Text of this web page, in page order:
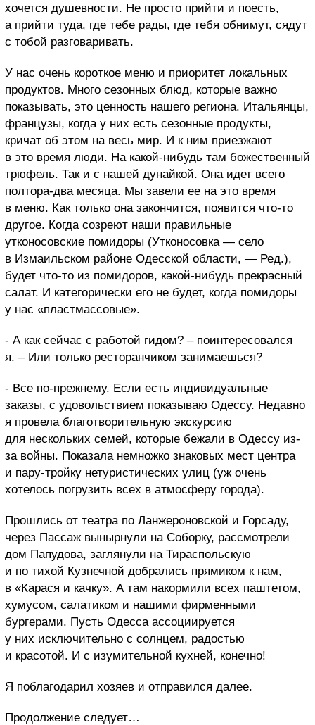
хочется душевности. Не просто прийти и поесть,
а прийти туда, где тебе рады, где тебя обнимут, сядут
с тобой разговаривать.
У нас очень короткое меню и приоритет локальных
продуктов. Много сезонных блюд, которые важно
показывать, это ценность нашего региона. Итальянцы,
французы, когда у них есть сезонные продукты,
кричат об этом на весь мир. И к ним приезжают
в это время люди. На какой-нибудь там божественный
трюфель. Так и с нашей дунайкой. Она идет всего
полтора-два месяца. Мы завели ее на это время
в меню. Как только она закончится, появится что-то
другое. Когда созреют наши правильные
утконосовские помидоры (Утконосовка — село
в Измаильском районе Одесской области, — Ред.),
будет что-то из помидоров, какой-нибудь прекрасный
салат. И категорически его не будет, когда помидоры
у нас «пластмассовые».
- А как сейчас с работой гидом? – поинтересовался
я. – Или только ресторанчиком занимаешься?
- Все по-прежнему. Если есть индивидуальные
заказы, с удовольствием показываю Одессу. Недавно
я провела благотворительную экскурсию
для нескольких семей, которые бежали в Одессу из-
за войны. Показала немножко знаковых мест центра
и пару-тройку нетуристических улиц (уж очень
хотелось погрузить всех в атмосферу города).
Прошлись от театра по Ланжероновской и Горсаду,
через Пассаж вынырнули на Соборку, рассмотрели
дом Папудова, заглянули на Тираспольскую
и по тихой Кузнечной добрались прямиком к нам,
в «Карася и качку». А там накормили всех паштетом,
хумусом, салатиком и нашими фирменными
бургерами. Пусть Одесса ассоциируется
у них исключительно с солнцем, радостью
и красотой. И с изумительной кухней, конечно!
Я поблагодарил хозяев и отправился далее.
Продолжение следует…